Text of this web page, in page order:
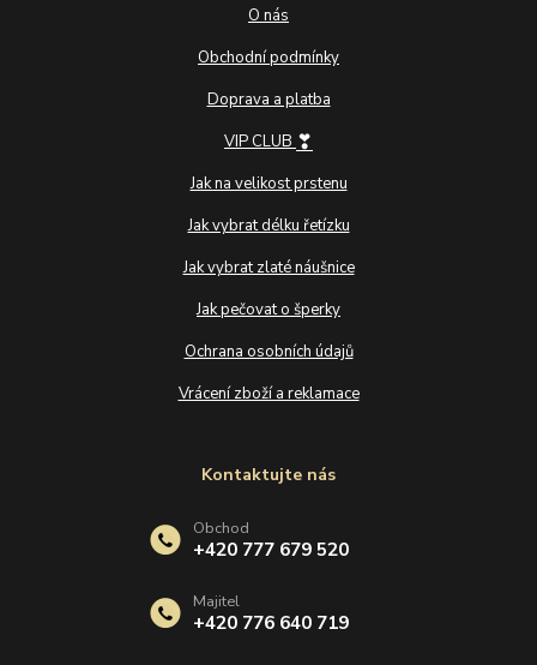
O nás
Obchodní podmínky
Doprava a platba
VIP CLUB ❣
Jak na velikost prstenu
Jak vybrat délku řetízku
Jak vybrat zlaté náušnice
Jak pečovat o šperky
Ochrana osobních údajů
Vrácení zboží a reklamace
Kontaktujte nás
Obchod
+420 777 679 520
Majitel
+420 776 640 719